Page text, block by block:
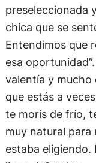
preseleccionada
chica que se
Entendimos que
esa
valentía y mucho
que estás a
te morís de frío,
muy natural para
estaba